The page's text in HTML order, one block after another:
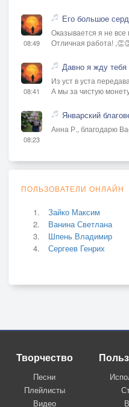
08:49
Его большое
Оказывается я не
Отличная работа!
08:41
Давно я жду тебя
Из уст в уста
А мы за чистую
08:23
Январский
Анна Р., благодарю
ПОЛЬЗОВАТЕЛИ ОНЛАЙН
Зайко Максим
Ванина Светлана
Шпень Владимир
Сергеев Генрих
Творчество
Песни
Плейлисты
Видео